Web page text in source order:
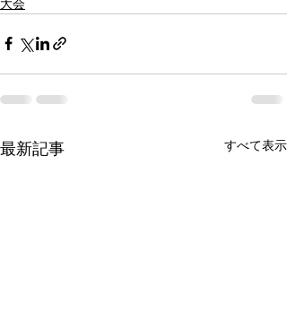
大会
最新記事 すべて表示